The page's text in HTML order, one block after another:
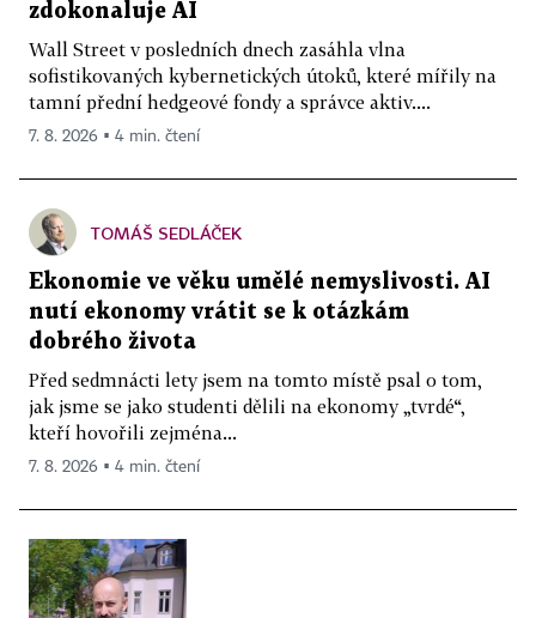
zdokonaluje AI
Wall Street v posledních dnech zasáhla vlna
sofistikovaných kybernetických útoků, které mířily na
tamní přední hedgeové fondy a správce aktiv....
7. 8. 2026 ▪ 4 min. čtení
TOMÁŠ SEDLÁČEK
Ekonomie ve věku umělé nemyslivosti. AI
nutí ekonomy vrátit se k otázkám
dobrého života
Před sedmnácti lety jsem na tomto místě psal o tom,
jak jsme se jako studenti dělili na ekonomy „tvrdé“,
kteří hovořili zejména...
7. 8. 2026 ▪ 4 min. čtení